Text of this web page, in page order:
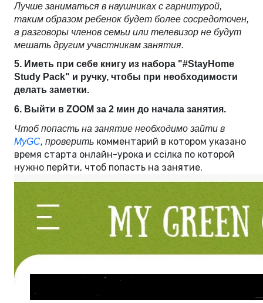
Лучше заниматься в наушниках с гарнитурой,
таким образом ребенок будет более сосредоточен,
а разговоры членов семьи или телевизор не будут
мешать другим участникам занятия.
5. Иметь при себе книгу из набора "#StayHome
Study Pack" и ручку, чтобы при необходимости
делать заметки.
6. Выйти в ZOOM за 2 мин до начала занятия.
Чтоб попасть на занятие необходимо
MyGC, проверить комментарий в котором указано
время старта онлайн-урока и ссілка по которой
нужно перйти, чтоб попасть на занятие.